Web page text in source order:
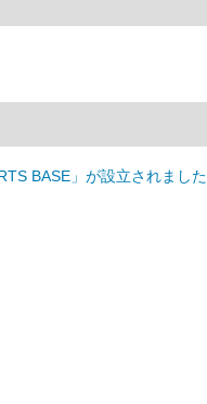
BASE」が設立されました